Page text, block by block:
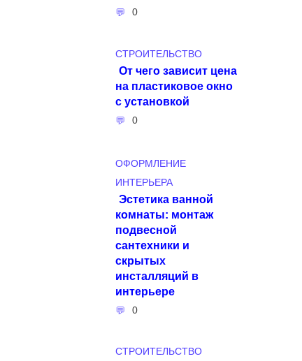
0
СТРОИТЕЛЬСТВО
От чего зависит цена
на пластиковое окно
с установкой
0
ОФОРМЛЕНИЕ
ИНТЕРЬЕРА
Эстетика ванной
комнаты: монтаж
подвесной
сантехники и
скрытых
инсталляций в
интерьере
0
СТРОИТЕЛЬСТВО